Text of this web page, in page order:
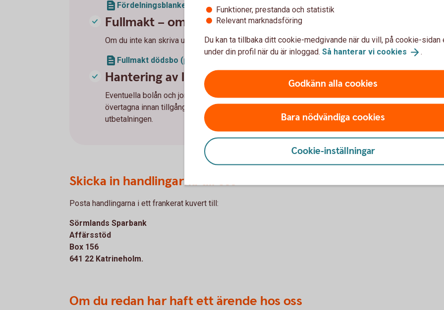
Fördelningsblankett för utbetalning av arv (pdf)
Fullmakt – om någon annan företräder dig
Om du inte kan skriva under själv krävs fullmakt i original.
Fullmakt dödsbo (pdf)
Hantering av lån och krediter – om det finns
Eventuella bolån och jordbrukskrediter hos Sörmlands Sparbank behöver vara lösta eller
övertagna innan tillgångar kan betalas ut. Andra krediter hos oss löses i samband med
utbetalningen.
Skicka in handlingarna till oss
Posta handlingarna i ett frankerat kuvert till:
Sörmlands Sparbank
Affärsstöd
Box 156
641 22 Katrineholm.
Om du redan har haft ett ärende hos oss
Funktioner, prestanda och statistik
Relevant marknadsföring
Du kan ta tillbaka ditt cookie-medgivande när du vill, på cookie-sidan
under din profil när du är inloggad. Så hanterar vi cookies .
Godkänn alla cookies
Bara nödvändiga cookies
Cookie-inställningar